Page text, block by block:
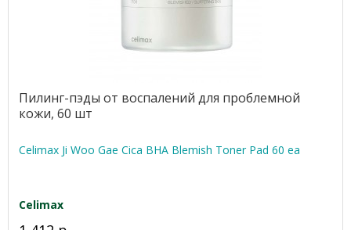
Пилинг-пэды от воспалений для проблемной
кожи, 60 шт
Celimax Ji Woo Gae Cica BHA Blemish Toner Pad 60 ea
Celimax